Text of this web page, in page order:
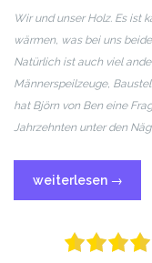
LINK
EMBED
Wir und unser Holz. Es ist
wärmen, was bei uns
Natürlich ist auch viel
Männerspeilzeuge,
hat Björn von Ben eine
Jahrzehnten unter den
weiterlesen →